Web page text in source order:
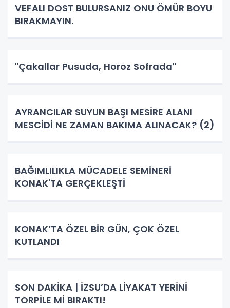
VEFALI DOST BULURSANIZ ONU ÖMÜR BOYU
BIRAKMAYIN.
"Çakallar Pusuda, Horoz Sofrada"
AYRANCILAR SUYUN BAŞI MESİRE ALANI
MESCİDİ NE ZAMAN BAKIMA ALINACAK? (2)
BAĞIMLILIKLA MÜCADELE SEMİNERİ
KONAK'TA GERÇEKLEŞTİ
KONAK’TA ÖZEL BİR GÜN, ÇOK ÖZEL
KUTLANDI
SON DAKİKA | İZSU’DA LİYAKAT YERİNİ
TORPİLE Mİ BIRAKTI!